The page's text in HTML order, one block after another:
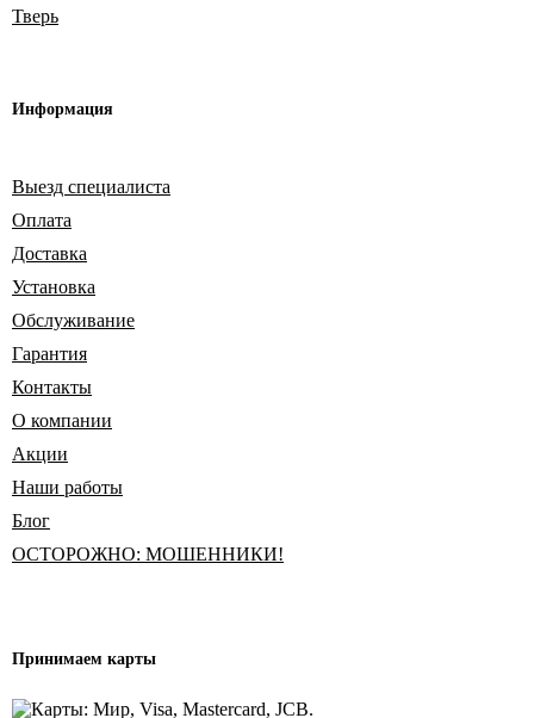
Тверь
Информация
Выезд специалиста
Оплата
Доставка
Установка
Обслуживание
Гарантия
Контакты
О компании
Акции
Наши работы
Блог
ОСТОРОЖНО: МОШЕННИКИ!
Принимаем карты